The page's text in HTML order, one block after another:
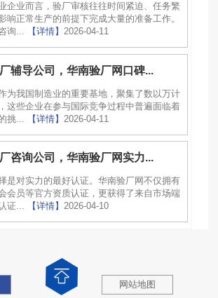
企业而言，验厂审核往往时间紧迫、任务繁
响正常生产的前提下完成大量的准备工作。
询...
【详情】 2026-04-11
辅导公司，华南验厂网口碑...
为我国制造业的重要基地，聚集了数以万计
这些企业在参与国际竞争过程中普遍面临着
挑...
【详情】 2026-04-11
咨询公司，华南验厂网实力...
是对实力的最好认证。华南验厂网不仅拥有
会员等官方资质认证，更获得了来自市场端
证...
【详情】 2026-04-10
网站地图